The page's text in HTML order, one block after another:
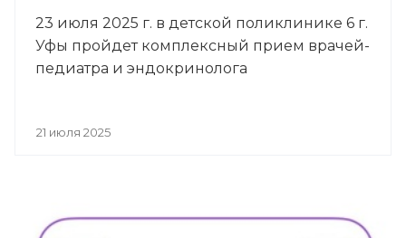
23 июля 2025 г. в детской поликлинике 6 г.
Уфы пройдет комплексный прием врачей-
педиатра и эндокринолога
21 июля 2025